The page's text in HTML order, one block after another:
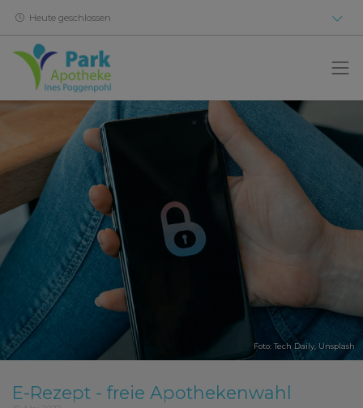
Heute geschlossen
Foto: Tech Daily Unsplash
E-Rezept - freie Apothekenwahl